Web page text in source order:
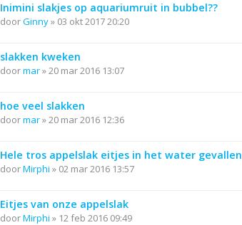
Inimini slakjes op aquariumruit in bubbel??
doorGinny» 03 okt 2017 20:20
slakken kweken
doormar»20 mar 2016 13:07
hoe veel slakken
doormar»20 mar 2016 12:36
Hele tros appelslak eitjes in het water gevallen
doorMirphi » 02 mar 2016 13:57
Eitjes van onze appelslak
doorMirphi » 12 feb 2016 09:49